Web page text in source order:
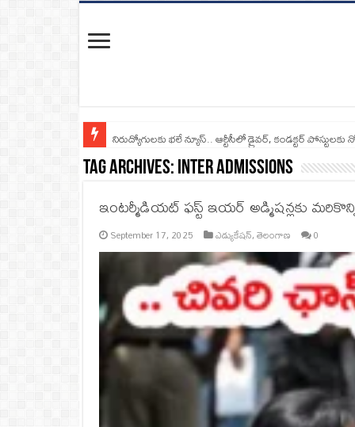
నిరుద్యోగులకు భలే న్యూస్.. ఆర్టీసీలో డ్రైవర్, కండక్టర్‌
Tag Archives: Inter Admissions
ఇంటర్మీడియట్ ఫస్ట్‌ ఇయర్‌ అడ్మిషన్లకు
September 17, 2025 ఎడ్యుకేషన్,తెలంగాణ 0